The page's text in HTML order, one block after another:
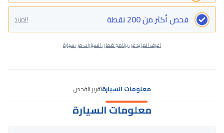
فحص أكثر من 200 نقطة المزيد
اعرف المزيد عن برنامج ضمان السيارات من سيارة
معلومات السيارةتقرير الفحص
معلومات السيارة